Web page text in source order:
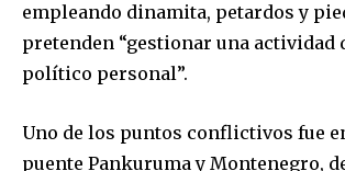
empleando dinamita, petardos y
pretenden “gestionar una actividad
político personal”.
Uno de los puntos conflictivos fue
puente Pankuruma y Montenegro,